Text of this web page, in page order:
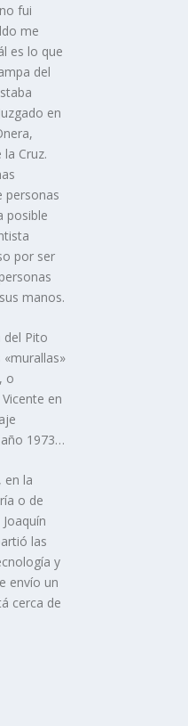
fui
me
es lo que
del
en
Cruz.
personas
posible
por ser
manos.
del Pito
o
en
1973…
en la
o de
las
y
envío un
cerca de